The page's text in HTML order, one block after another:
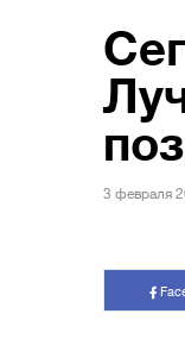
3 февраля